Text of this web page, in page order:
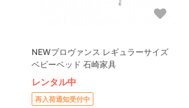
NEWプロヴァンス レギュラーサイズ
ベビーベッド 石崎家具
レンタル中
再入荷通知受付中